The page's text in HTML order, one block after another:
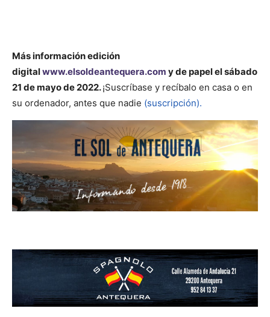
Más informaciónedición
digitalwww.elsoldeantequera.com y de papel el sábado
21 de mayo de 2022.¡Suscríbase y recíbalo en casa o en
su ordenador, antes que nadie (suscripción).